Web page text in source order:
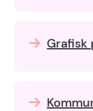
Grafisk